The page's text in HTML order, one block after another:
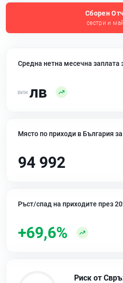
Сборен
сестри и
Средна нетна месечна заплата
лв
Място по приходи в България за
94 992
Ръст/спад на приходите през
+69,6%
Риск от